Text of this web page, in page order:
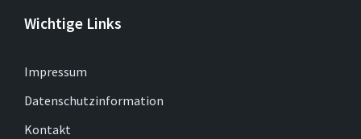
Wichtige Links
Impressum
Datenschutzinformation
Kontakt